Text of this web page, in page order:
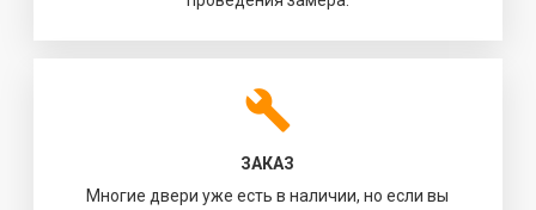
ЗАКАЗ
Многие двери уже есть в наличии, но если вы